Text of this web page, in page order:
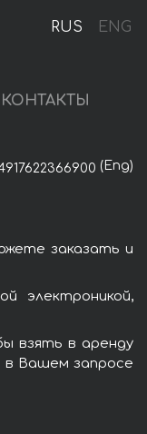
RUS ENG
КОНТАКТЫ
(Eng)
заказать и
электроникой,
взять в аренду
в Вашем запросе